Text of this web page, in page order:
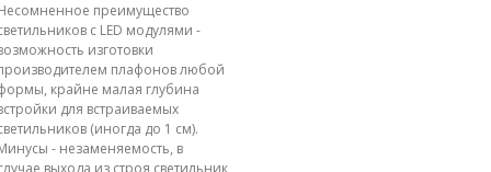
преимущество
с LED модулями -
изготовки
плафонов любой
крайне малая глубина
для встраиваемых
(иногда до 1 см).
- незаменяемость, в
выхода из строя светильник